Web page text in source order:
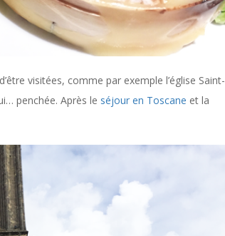
visitées, comme par exemple l’église Saint-
penchée. Après le séjour en Toscane et la